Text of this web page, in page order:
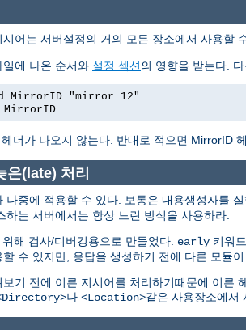
어는 서버설정의 거의 모든 장소에서 사용할
에 나온 순서와 설정 섹션의 영향을 받는다.
MirrorID "mirror 12"
MirrorID
헤더가 나오지 않는다. 반대로 적으면 MirrorID
은(late) 처리
나중에 적용할 수 있다. 보통은 내용생성자를
하는 서버에서는 항상 느린 방식을 사용하라.
해 검사/디버깅용으로 만들었다. early 키워
수 있지만, 응답을 생성하기 전에 다른 모듈
기 전에 이른 지시어를 처리하기때문에 이른
나 <Location>같은 사용장소에서